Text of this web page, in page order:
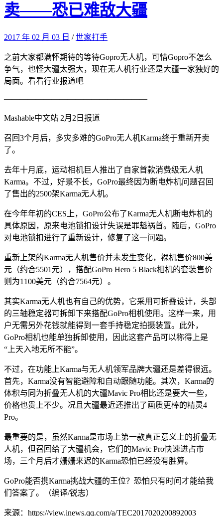
卖——恐已难敌大疆
2017 年 02 月 03 日 /世家打手
之前大家都满怀期待的等待Gopro无人机，可惜Gopro不怎么
争气，也怪大疆太强大，现在无人机行业还是大疆一家独好的
局面。看看行业报道吧
——————————————————
Mashable中文站 2月2日报道
召回3个月后，多灾多难的GoPro无人机Karma终于重新开卖
了。
去年十月底，运动相机巨人推出了自家首款消费级无人机
Karma。不过，好景不长，GoPro最终因为断电炸机问题召回
了售出的2500架Karma无人机。
在今年年初的CES上，GoPro公布了Karma无人机断电炸机的
具体原因，原来电池锁扣设计失误是罪魁祸首。随后，GoPro
对电池锁扣进行了重新设计，修复了这一问题。
重新上架的Karma无人机售价并未发生变化，裸机售价800美
元（约合5501元），搭配GoPro Hero 5 Black相机的套装售价
则为1100美元（约合7564元）。
其实Karma无人机也有自己的优势，它采用可折叠设计，头部
的三轴稳定器可拆卸下来搭配GoPro相机使用。这样一来，用
户无需另外花钱就能得到一套手持稳定拍摄装置。此外，
GoPro相机也能单独拆卸使用，因此这套产品可以称得上是
“上天入地无所不能”。
不过，在功能上Karma与无人机领军品牌大疆还是差得很远。
首先，Karma没有智能避障和自动跟随功能。其次，Karma的
体积与同为折叠无人机的大疆Mavic Pro相比还是要大一些，
价格也贵上不少。况且大疆最近还推出了画质更棒的精灵4
Pro。
最重要的是，虽然Karma是市场上第一款真正意义上的折叠无
人机，但召回给了大疆机会，它们的Mavic Pro快速进占市
场，三个月后才姗姗来迟的Karma恐怕已经没有胜算。
GoPro能否携Karma挑战大疆的王位？恐怕只有时间才能给我
们答案了。（编译/锐志）
来源：https://view.inews.qq.com/a/TEC2017020200892003